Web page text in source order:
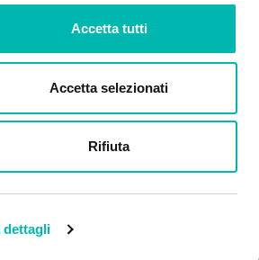
dettagli
Accetta tutti
Accetta selezionati
Rifiuta